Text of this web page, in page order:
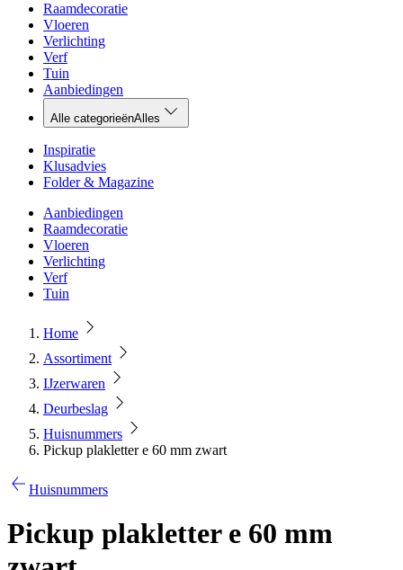
Raamdecoratie
Vloeren
Verlichting
Verf
Tuin
Aanbiedingen
Alle categorieënAlles
Inspiratie
Klusadvies
Folder & Magazine
Aanbiedingen
Raamdecoratie
Vloeren
Verlichting
Verf
Tuin
Home
Assortiment
IJzerwaren
Deurbeslag
Huisnummers
Pickup plakletter e 60 mm zwart
Huisnummers
Pickup plakletter e 60 mm